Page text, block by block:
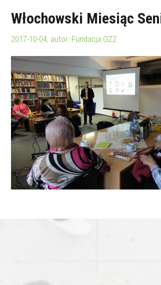
Włochowski Miesiąc
2017-10-04, autor: Fundacja OZZ